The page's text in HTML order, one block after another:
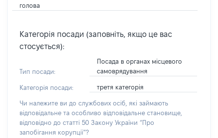
голова
Категорія посади (заповніть, якщо це вас
стосується):
Тип посади:
Посада в органах місцевого
самоврядування
Категорія посади: третя категорія
Чи належите ви до службових осіб, які займають
відповідальне та особливо відповідальне становище,
відповідно до статті 50 Закону України “Про
запобігання корупції”?